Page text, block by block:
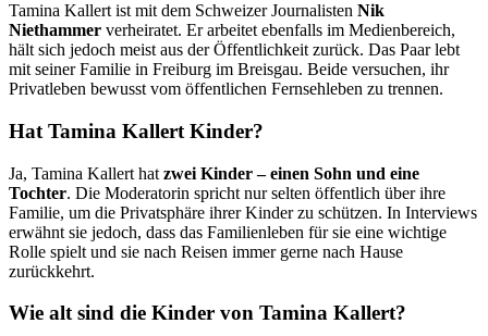
Tamina Kallert ist mit dem Schweizer Journalisten Nik
Niethammer verheiratet. Er arbeitet ebenfalls im Medienbereich,
hält sich jedoch meist aus der Öffentlichkeit zurück. Das Paar lebt
mit seiner Familie in Freiburg im Breisgau. Beide versuchen, ihr
Privatleben bewusst vom öffentlichen Fernsehleben zu trennen.
Hat Tamina Kallert Kinder?
Ja, Tamina Kallert hat zwei Kinder – einen Sohn und eine
Tochter. Die Moderatorin spricht nur selten öffentlich über ihre
Familie, um die Privatsphäre ihrer Kinder zu schützen. In Interviews
erwähnt sie jedoch, dass das Familienleben für sie eine wichtige
Rolle spielt und sie nach Reisen immer gerne nach Hause
zurückkehrt.
Wie alt sind die Kinder von Tamina Kallert?